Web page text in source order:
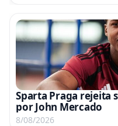
Sparta Praga rejeita
por John Mercado
8/08/2026